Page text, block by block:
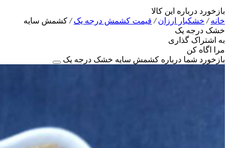
بازخورد درباره این کالا
خانه/ خشکبار ارزان/ قیمت کشمش درجه یک/ کشمش سایه
خشک درجه یک
به اشتراک گذاری
مرا اگاه کن
بازخورد شما درباره کشمش سایه خشک درجه یک